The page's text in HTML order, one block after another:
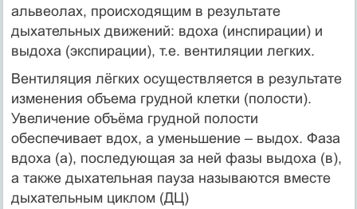
альвеолах, происходящим в результате
дыхательных движений: вдоха (инспирации) и
выдоха (экспирации), т.е. вентиляции легких.
Вентиляция лёгких осуществляется в результате
изменения объема грудной клетки (полости).
Увеличение объёма грудной полости
обеспечивает вдох, а уменьшение – выдох. Фаза
вдоха (а), последующая за ней фазы выдоха (в),
а также дыхательная пауза называются вместе
дыхательным циклом (ДЦ)